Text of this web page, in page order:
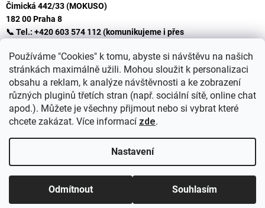
Používáme "Cookies" k tomu, abyste si návštěvu na našich
stránkách maximálně užili. Mohou sloužit k personalizaci
obsahu a reklam, k analýze návštěvnosti a ke zobrazení
různých pluginů třetích stran (např. sociální sítě, online chat
apod.). Můžete je všechny přijmout nebo si vybrat které
chcete zakázat. Více informací zde.
Nastavení
Odmítnout Souhlasím
Čimická 442/33 (MOKUSO)
182 00 Praha 8
📞 Tel.: +420 603 574 112 (komunikujeme i přes
✉️ E-mail: info@ceskakoupelna.cz
Vytvořil Shoptet + plnenieshopu.cz
Copyright 2026Retro koupelna . Všechna práva vyhrazena.